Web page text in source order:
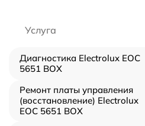
Услуга
Диагностика Electrolux EOC
5651 BOX
Ремонт платы управления
(восстановление) Electrolux
EOC 5651 BOX